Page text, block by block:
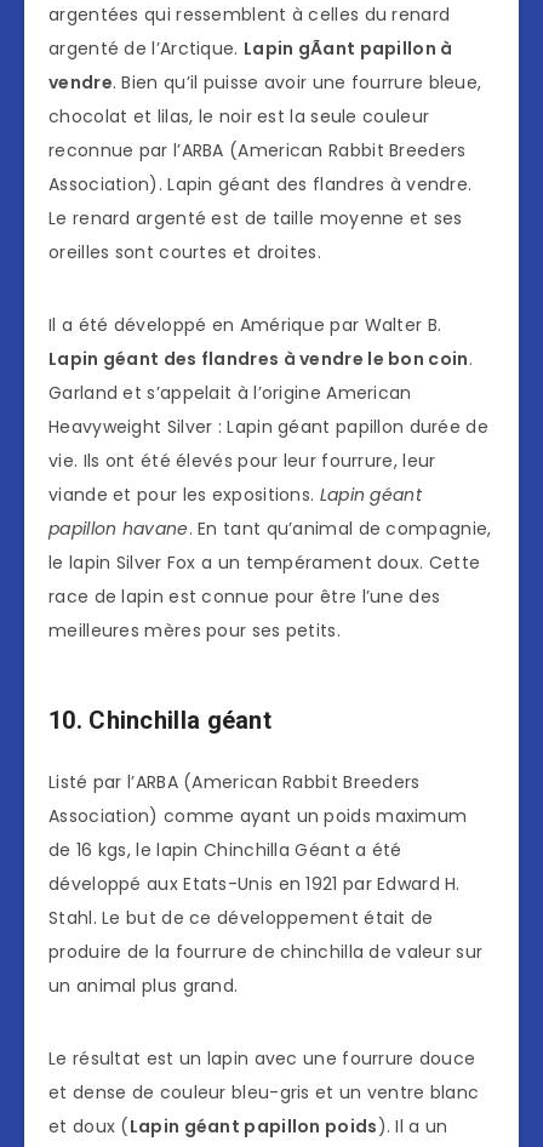
argentées qui ressemblent à celles du renard
argenté de l’Arctique. Lapin gÃant papillon à
vendre. Bien qu’il puisse avoir une fourrure bleue,
chocolat et lilas, le noir est la seule couleur
reconnue par l’ARBA (American Rabbit Breeders
Association). Lapin géant des flandres à vendre.
Le renard argenté est de taille moyenne et ses
oreilles sont courtes et droites.
Il a été développé en Amérique par Walter B.
Lapin géant des flandres à vendre le bon coin.
Garland et s’appelait à l’origine American
Heavyweight Silver : Lapin géant papillon durée de
vie. Ils ont été élevés pour leur fourrure, leur
viande et pour les expositions. Lapin géant
papillon havane. En tant qu’animal de compagnie,
le lapin Silver Fox a un tempérament doux. Cette
race de lapin est connue pour être l’une des
meilleures mères pour ses petits.
10. Chinchilla géant
Listé par l’ARBA (American Rabbit Breeders
Association) comme ayant un poids maximum
de 16 kgs, le lapin Chinchilla Géant a été
développé aux Etats-Unis en 1921 par Edward H.
Stahl. Le but de ce développement était de
produire de la fourrure de chinchilla de valeur sur
un animal plus grand.
Le résultat est un lapin avec une fourrure douce
et dense de couleur bleu-gris et un ventre blanc
et doux (Lapin géant papillon poids). Il a un